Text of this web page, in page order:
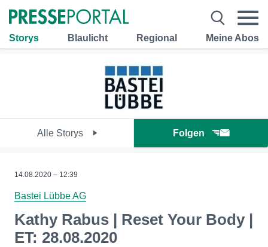
Storys Blaulicht Regional Meine Abos
Alle Storys Folgen
14.08.2020 – 12:39
Bastei Lübbe AG
Kathy Rabus | Reset Your Body |
ET: 28.08.2020